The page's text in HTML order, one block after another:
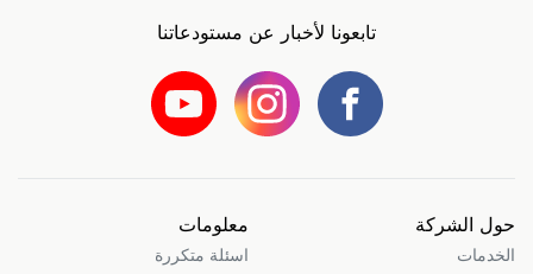
تابعونا لأخبار عن مستودعاتنا
حول الشركة
الخدمات
معلومات
اسئلة متكررة